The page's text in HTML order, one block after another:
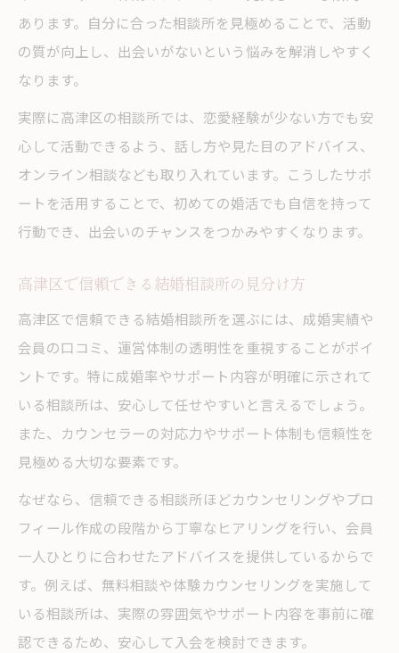
あります。自分に合った相談所を見極めることで、活動
の質が向上し、出会いがないという悩みを解消しやすく
なります。
実際に高津区の相談所では、恋愛経験が少ない方でも安
心して活動できるよう、話し方や見た目のアドバイス、
オンライン相談なども取り入れています。こうしたサポ
ートを活用することで、初めての婚活でも自信を持って
行動でき、出会いのチャンスをつかみやすくなります。
高津区で信頼できる結婚相談所の見分け方
高津区で信頼できる結婚相談所を選ぶには、成婚実績や
会員の口コミ、運営体制の透明性を重視することがポイ
ントです。特に成婚率やサポート内容が明確に示されて
いる相談所は、安心して任せやすいと言えるでしょう。
また、カウンセラーの対応力やサポート体制も信頼性を
見極める大切な要素です。
なぜなら、信頼できる相談所ほどカウンセリングやプロ
フィール作成の段階から丁寧なヒアリングを行い、会員
一人ひとりに合わせたアドバイスを提供しているからで
す。例えば、無料相談や体験カウンセリングを実施して
いる相談所は、実際の雰囲気やサポート内容を事前に確
認できるため、安心して入会を検討できます。